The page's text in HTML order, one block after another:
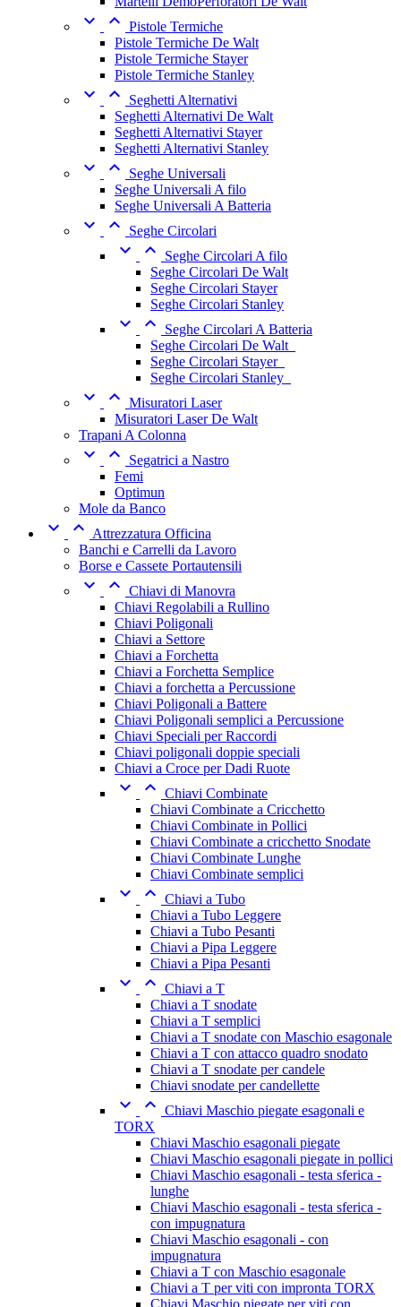
  Pistole Termiche
Pistole Termiche De Walt
Pistole Termiche Stayer
Pistole Termiche Stanley
 
Seghetti Alternativi
Seghetti Alternativi De Walt
Seghetti Alternativi Stayer
Seghetti Alternativi Stanley
 
Seghe Universali
Seghe Universali A filo
Seghe Universali A Batteria
  Seghe Circolari
 
Seghe Circolari A filo
Seghe Circolari De Walt
Seghe Circolari Stayer
Seghe Circolari Stanley
 
Seghe Circolari A Batteria
Seghe Circolari De Walt_
Seghe Circolari Stayer_
Seghe Circolari Stanley_
  Misuratori Laser
Misuratori Laser De Walt
Trapani A Colonna
 
Segatrici a Nastro
Femi
Optimun
Mole da Banco
  Attrezzatura Officina
Banchi e Carrelli da Lavoro
Borse e Cassete Portautensili
  Chiavi di Manovra
Chiavi Regolabili a Rullino
Chiavi Poligonali
Chiavi a Settore
Chiavi a Forchetta
Chiavi a Forchetta Semplice
Chiavi a forchetta a Percussione
Chiavi Poligonali a Battere
Chiavi Poligonali semplici a Percussione
Chiavi Speciali per Raccordi
Chiavi poligonali doppie speciali
Chiavi a Croce per Dadi Ruote
  Chiavi Combinate
Chiavi Combinate a Cricchetto
Chiavi Combinate in Pollici
Chiavi Combinate a cricchetto Snodate
Chiavi Combinate Lunghe
Chiavi Combinate semplici
  Chiavi a Tubo
Chiavi a Tubo Leggere
Chiavi a Tubo Pesanti
Chiavi a Pipa Leggere
Chiavi a Pipa Pesanti
  Chiavi a T
Chiavi a T snodate
Chiavi a T semplici
Chiavi a T snodate con Maschio esagonale
Chiavi a T con attacco quadro snodato
Chiavi a T snodate per candele
Chiavi snodate per candellette
  Chiavi Maschio piegate esagonali e
TORX
Chiavi Maschio esagonali piegate
Chiavi Maschio esagonali piegate in pollici
Chiavi Maschio esagonali - testa sferica -
lunghe
Chiavi Maschio esagonali - testa sferica -
con impugnatura
Chiavi Maschio esagonali - con
impugnatura
Chiavi a T con Maschio esagonale
Chiavi a T per viti con impronta TORX
Chiavi Maschio piegate per viti con